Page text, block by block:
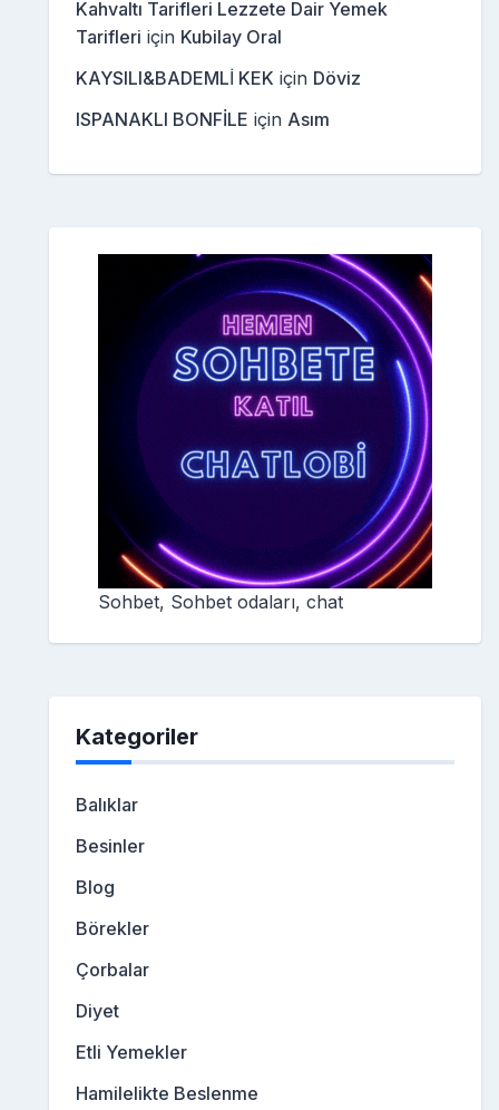
Kahvaltı Tarifleri Lezzete Dair Yemek
Tarifleri için Kubilay Oral
KAYSILI&BADEMLİ KEK için Döviz
ISPANAKLI BONFİLE için Asım
Sohbet, Sohbet odaları, chat
Kategoriler
Balıklar
Besinler
Blog
Börekler
Çorbalar
Diyet
Etli Yemekler
Hamilelikte Beslenme